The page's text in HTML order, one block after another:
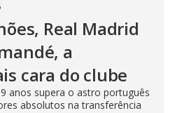
Real Madrid
a
cara do clube
anos supera o astro português
absolutos na transferência